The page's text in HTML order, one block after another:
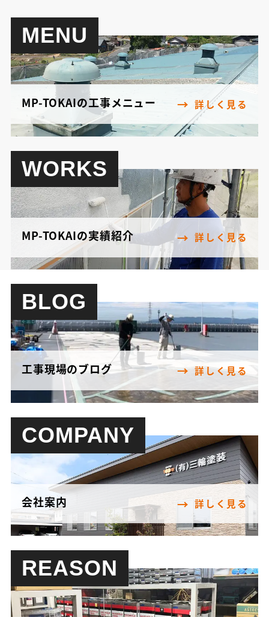
MENU
MP-TOKAIの工事メニュー 詳しく見る
WORKS
MP-TOKAIの実績紹介 詳しく見る
BLOG
工事現場のブログ 詳しく見る
COMPANY
会社案内 詳しく見る
REASON